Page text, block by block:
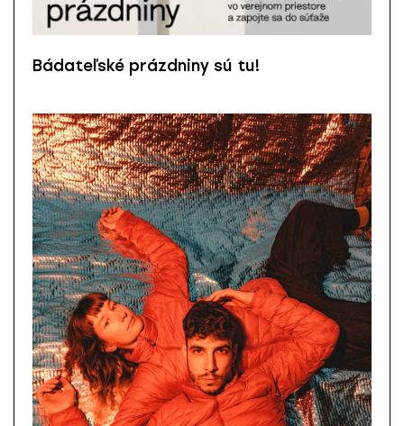
Bádateľské prázdniny sú tu!